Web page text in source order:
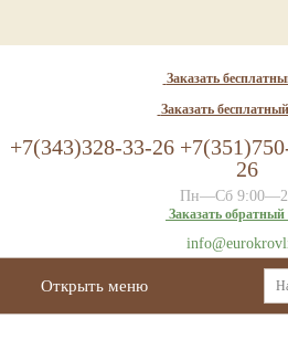
Заказать
Заказать
+7(343)328-33-26
26
Пн—Сб
Заказать обратный
Открыть меню